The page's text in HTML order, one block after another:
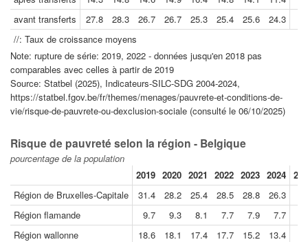
avant transferts
27.8 28.3 26.7 26.7 25.3 25.4 25.6
24.3
//: Taux de croissance moyens
Note: rupture de série: 2019, 2022 - données jusqu'en 2018 pas
comparables avec celles à partir de 2019
Source: Statbel (2025), Indicateurs-SILC-SDG 2004-2024,
https://statbel.fgov.be/fr/themes/menages/pauvrete-et-conditions-de-
vie/risque-de-pauvrete-ou-dexclusion-sociale (consulté le 06/10/2025)
Risque de pauvreté selon la région - Belgique
pourcentage de la population
2019 2020 2021 2022 2023 2024
Région de Bruxelles-Capitale
31.4 28.2 25.4 28.5 28.8
26.3
Région flamande
9.7 9.3 8.1 7.7 7.9
7.7
Région wallonne
18.6 18.1 17.4 17.7 15.2
13.4